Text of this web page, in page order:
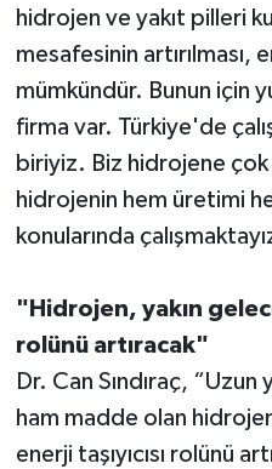
hidrojen ve yakıt pilleri
mesafesinin artırılması,
mümkündür. Bunun için
firma var. Türkiye'de
biriyiz. Biz hidrojene
hidrojenin hem üretimi
konularında
"Hidrojen, yakın
rolünü artıracak"
Dr. Can Sındıraç,
ham madde olan
enerji taşıyıcısı rolünü